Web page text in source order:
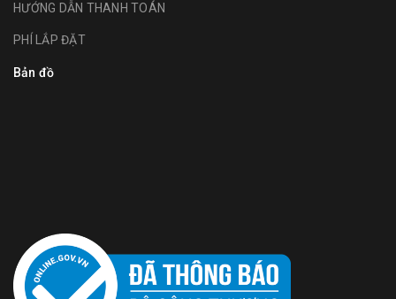
HƯỚNG DẪN THANH TOÁN
PHÍ LẮP ĐẶT
Bản đồ